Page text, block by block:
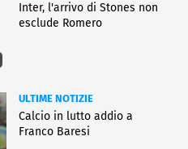
Inter, l'arrivo di Stones non
esclude Romero
ULTIME NOTIZIE
Calcio in lutto addio a
Franco Baresi